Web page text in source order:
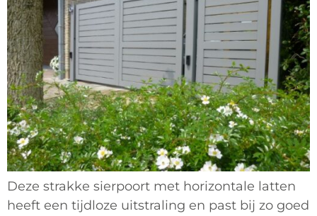
Deze strakke sierpoort met horizontale latten
heeft een tijdloze uitstraling en past bij zo goed